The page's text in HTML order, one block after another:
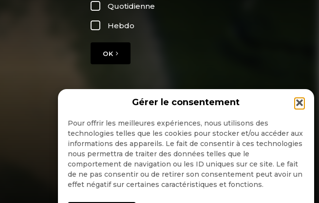
Gérer le consentement
Pour offrir les meilleures expériences, nous utilisons des
technologies telles que les cookies pour stocker et/ou accéder aux
informations des appareils. Le fait de consentir à ces technologies
nous permettra de traiter des données telles que le
comportement de navigation ou les ID uniques sur ce site. Le fait
de ne pas consentir ou de retirer son consentement peut avoir un
effet négatif sur certaines caractéristiques et fonctions.
Quotidienne
Hebdo
OK